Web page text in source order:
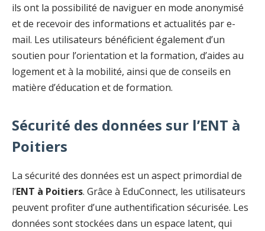
ils ont la possibilité de naviguer en mode anonymisé
et de recevoir des informations et actualités par e-
mail. Les utilisateurs bénéficient également d’un
soutien pour l’orientation et la formation, d’aides au
logement et à la mobilité, ainsi que de conseils en
matière d’éducation et de formation.
Sécurité des données sur l’ENT à
Poitiers
La sécurité des données est un aspect primordial de
l’ENT à Poitiers. Grâce à EduConnect, les utilisateurs
peuvent profiter d’une authentification sécurisée. Les
données sont stockées dans un espace latent, qui